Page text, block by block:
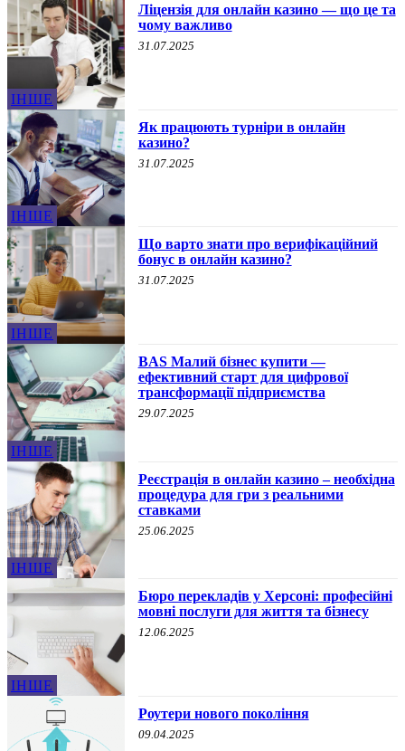
ІНШЕ
Ліцензія для онлайн казино — що це та
чому важливо
31.07.2025
ІНШЕ
Як працюють турніри в онлайн
казино?
31.07.2025
ІНШЕ
Що варто знати про верифікаційний
бонус в онлайн казино?
31.07.2025
ІНШЕ
BAS Малий бізнес купити —
ефективний старт для цифрової
трансформації підприємства
29.07.2025
ІНШЕ
Реєстрація в онлайн казино – необхідна
процедура для гри з реальними
ставками
25.06.2025
ІНШЕ
Бюро перекладів у Херсоні: професійні
мовні послуги для життя та бізнесу
12.06.2025
Роутери нового покоління
09.04.2025